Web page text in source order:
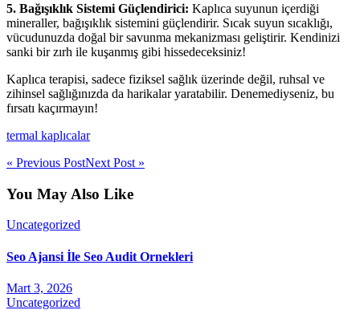
5. Bağışıklık Sistemi Güçlendirici: Kaplıca suyunun içerdiği
mineraller, bağışıklık sistemini güçlendirir. Sıcak suyun sıcaklığı,
vücudunuzda doğal bir savunma mekanizması geliştirir. Kendinizi
sanki bir zırh ile kuşanmış gibi hissedeceksiniz!
Kaplıca terapisi, sadece fiziksel sağlık üzerinde değil, ruhsal ve
zihinsel sağlığınızda da harikalar yaratabilir. Denemediyseniz, bu
fırsatı kaçırmayın!
termal kaplıcalar
« Previous PostNext Post »
You May Also Like
Uncategorized
Seo Ajansi İle Seo Audit Ornekleri
Mart 3, 2026
Uncategorized